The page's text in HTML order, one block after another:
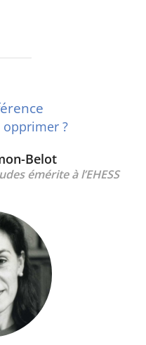
opprimer ?
Belot
émérite à l’EHESS